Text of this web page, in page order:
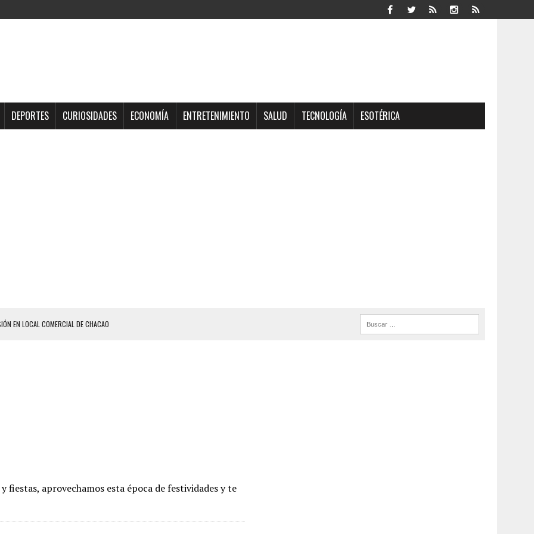
DEPORTES CURIOSIDADES ECONOMÍA ENTRETENIMIENTO SALUD TECNOLOGÍA ESOTÉRICA
EN LOCAL COMERCIAL DE CHACAO
42 DÍAS DESPUÉS DE LOS TERREMOTOS EN LA GUAIRA
Y ABUSADA POR LA PAREJA DE SU ABUELA
EN TANQUE DE AGUA
GRAN MAGNITUD EN ZONA INDUSTRIAL DE EL LLANITO
aprovechamos esta época de festividades y te